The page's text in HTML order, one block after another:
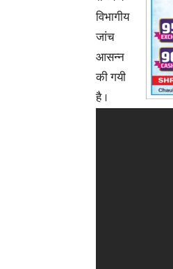
विभागीय
जांच
आसन्न
की गयी
है ।